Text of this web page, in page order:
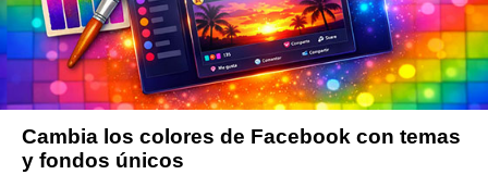
Cambia los colores de Facebook con temas
y fondos únicos